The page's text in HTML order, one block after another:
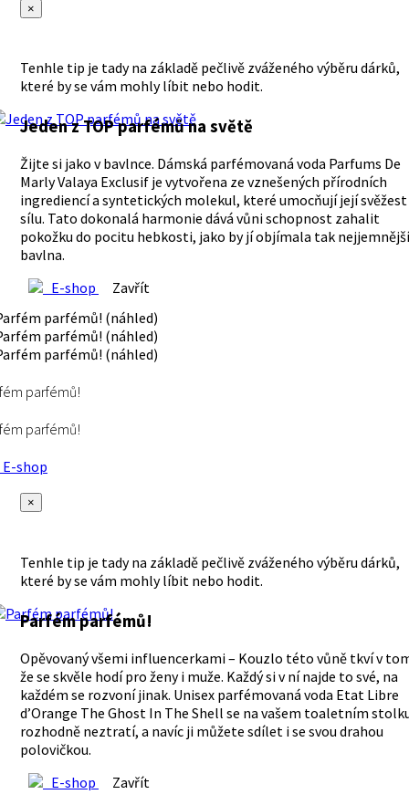
×
Tenhle tip je tady na základě pečlivě zváženého výběru dárků,
které by se vám mohly líbit nebo hodit.
Jeden z TOP parfémů na světě
Žijte si jako v bavlnce. Dámská parfémovaná voda Parfums De
Marly Valaya Exclusif je vytvořena ze vznešených přírodních
ingrediencí a syntetických molekul, které umocňují její svěžest
sílu. Tato dokonalá harmonie dává vůni schopnost zahalit
pokožku do pocitu hebkosti, jako by jí objímala tak nejjemnější
bavlna.
E-shop
Zavřít
parfémů!
parfémů!
shop
×
Tenhle tip je tady na základě pečlivě zváženého výběru dárků,
které by se vám mohly líbit nebo hodit.
Parfém parfémů!
Opěvovaný všemi influencerkami – Kouzlo této vůně tkví v
že se skvěle hodí pro ženy i muže. Každý si v ní najde to své, na
každém se rozvoní jinak. Unisex parfémovaná voda Etat Libre
d’Orange The Ghost In The Shell se na vašem toaletním
rozhodně neztratí, a navíc ji můžete sdílet i se svou drahou
polovičkou.
E-shop
Zavřít